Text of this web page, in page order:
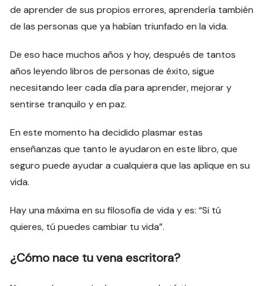
de aprender de sus propios errores, aprendería también
de las personas que ya habían triunfado en la vida.
De eso hace muchos años y hoy, después de tantos
años leyendo libros de personas de éxito, sigue
necesitando leer cada día para aprender, mejorar y
sentirse tranquilo y en paz.
En este momento ha decidido plasmar estas
enseñanzas que tanto le ayudaron en este libro, que
seguro puede ayudar a cualquiera que las aplique en su
vida.
Hay una máxima en su filosofía de vida y es: “Si tú
quieres, tú puedes cambiar tu vida”.
¿Cómo nace tu vena escritora?